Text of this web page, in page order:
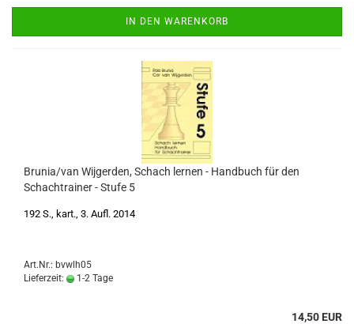
IN DEN WARENKORB
Brunia/van Wijgerden, Schach lernen - Handbuch für den
Schachtrainer - Stufe 5
192 S., kart., 3. Aufl. 2014
Art.Nr.: bvwlh05
Lieferzeit:
1-2 Tage
14,50 EUR